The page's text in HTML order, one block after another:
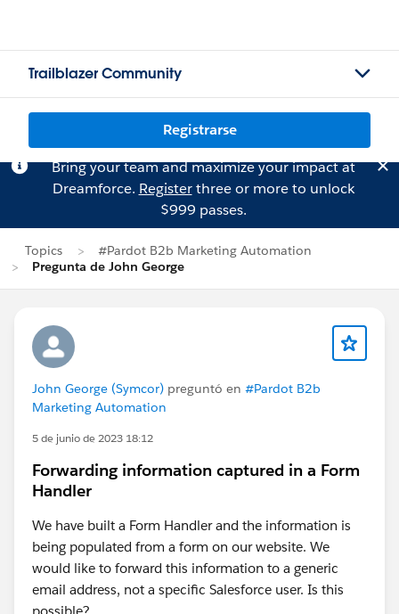
Trailblazer Community
Registrarse
Bring your team and maximize your impact at
Dreamforce. Registerthree or more to unlock
$999 passes.
Topics
#Pardot B2b Marketing Automation
Pregunta de John George
John George (Symcor) preguntó en #Pardot B2b
Marketing Automation
5 de junio de 2023 18:12
Forwarding information captured in a Form
Handler
We have built a Form Handler and the information is
being populated from a form on our website. We
would like to forward this information to a generic
email address, not a specific Salesforce user. Is this